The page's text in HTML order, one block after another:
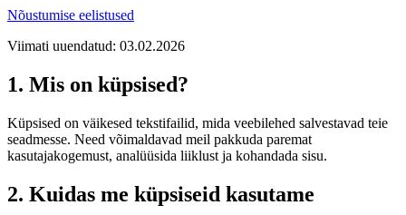
Nõustumise eelistused
Viimati uuendatud: 03.02.2026
1. Mis on küpsised?
Küpsised on väikesed tekstifailid, mida veebilehed salvestavad teie
seadmesse. Need võimaldavad meil pakkuda paremat
kasutajakogemust, analüüsida liiklust ja kohandada sisu.
2. Kuidas me küpsiseid kasutame